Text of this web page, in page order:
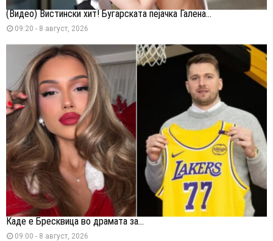
(Видео) Вистински хит! Бугарската пејачка Галена...
09:20 - 8 август, 2026
Каде е Бресквица во драмата за...
09:00 - 8 август, 2026